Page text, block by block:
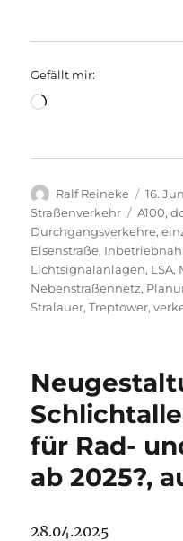
Gefällt mir:
Wird
Autor
Ralf Reineke
am
16.
Straßenverkehr
A100,
Durchgangsverkehre,
Elsenstraße,
Lichtsignalanlagen, LSA,
Nebenstraßennetz,
Stralauer,Treptower,
für Rad-
ab 2025?,
28.04.2025